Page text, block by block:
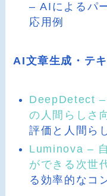
– AIによるパ
応用例
AI文章生成・テ
DeepDetect –
の人間らしさ
評価と人間ら
Luminova –
ができる次世
る効率的なコ